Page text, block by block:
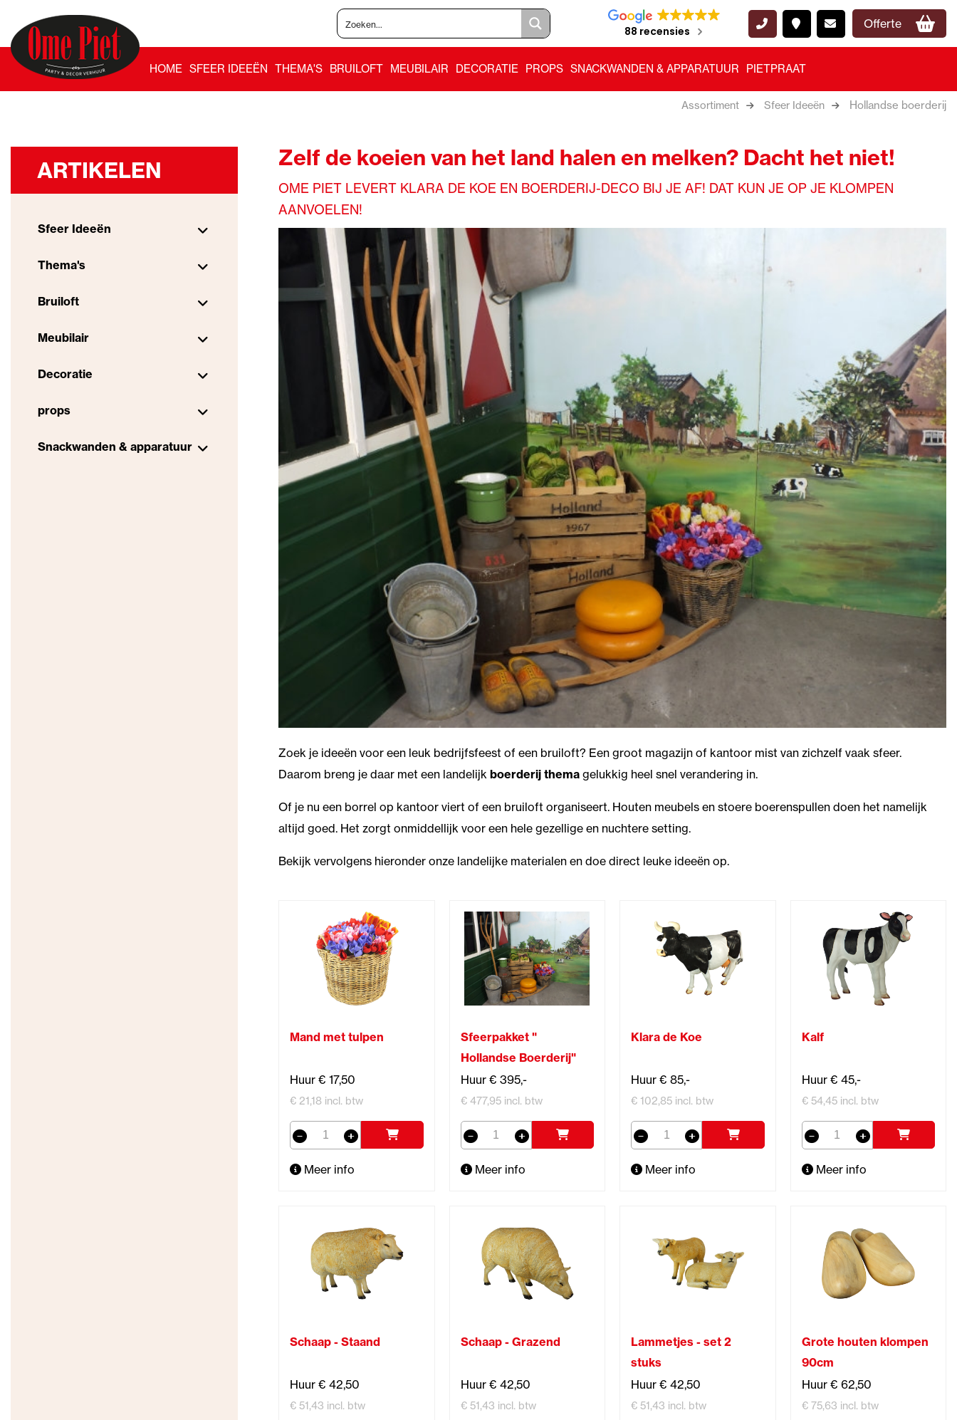
88 recensies
Offerte
HOME SFEER IDEEËN THEMA'S BRUILOFT MEUBILAIR DECORATIE PROPS SNACKWANDEN & APPARATUUR PIETPRAAT
Assortiment Sfeer Ideeën Hollandse boerderij
ARTIKELEN
Sfeer Ideeën
Thema's
Bruiloft
Meubilair
Decoratie
props
Snackwanden & apparatuur
Zelf de koeien van het land halen en melken? Dacht het niet!
OME PIET LEVERT KLARA DE KOE EN BOERDERIJ-DECO BIJ JE AF! DAT KUN JE OP JE KLOMPEN
AANVOELEN!
Zoek je ideeën voor een leuk bedrijfsfeest of een bruiloft? Een groot magazijn of kantoor mist van zichzelf vaak sfeer.
Daarom breng je daar met een landelijkboerderij thema gelukkig heel snel verandering in.
Of je nu een borrel op kantoor viert of een bruiloft organiseert. Houten meubels en stoere boerenspullen doen het namelijk
altijd goed. Het zorgt onmiddellijk voor een hele gezellige en nuchtere setting.
Bekijk vervolgens hieronder onze landelijke materialen en doe direct leuke ideeën op.
Mand met tulpen
Huur € 17,50
€ 21,18 incl. btw
Meer info
Sfeerpakket "
Hollandse Boerderij"
Huur € 395,-
€ 477,95 incl. btw
Meer info
Klara de Koe
Huur € 85,-
€ 102,85 incl. btw
Meer info
Kalf
Huur € 45,-
€ 54,45 incl. btw
Meer info
Schaap - Staand
Huur € 42,50
€ 51,43 incl. btw
Schaap - Grazend
Huur € 42,50
€ 51,43 incl. btw
Lammetjes - set 2
stuks
Huur € 42,50
€ 51,43 incl. btw
Grote houten klompen
90cm
Huur € 62,50
€ 75,63 incl. btw